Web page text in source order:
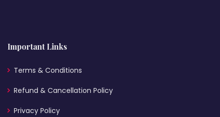
Important Links
Terms & Conditions
Refund & Cancellation Policy
Privacy Policy